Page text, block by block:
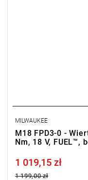
MILWAUKEE
M18 FPD3-0 -
Nm, 18 V, FUEL™,
Price tax included
1 019,15 zł
1 199,00 zł